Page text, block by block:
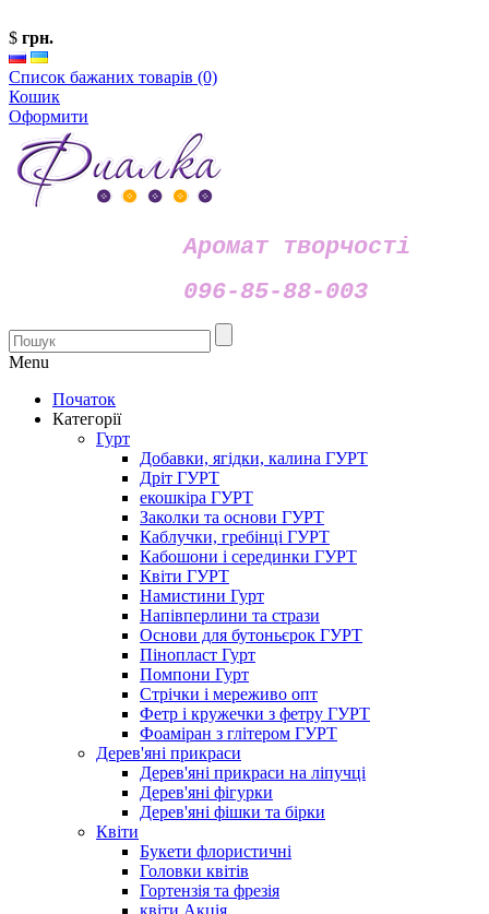
$ грн.
Список бажаних товарів (0)
Кошик
Оформити
Аромат творчості
096-85-88-003
Menu
Початок
Категорії
Гурт
Добавки, ягідки, калина ГУРТ
Дріт ГУРТ
екошкіра ГУРТ
Заколки та основи ГУРТ
Каблучки, гребінці ГУРТ
Кабошони і серединки ГУРТ
Квіти ГУРТ
Намистини Гурт
Напівперлини та стрази
Основи для бутоньєрок ГУРТ
Пінопласт Гурт
Помпони Гурт
Стрічки і мереживо опт
Фетр і кружечки з фетру ГУРТ
Фоаміран з глітером ГУРТ
Дерев'яні прикраси
Дерев'яні прикраси на ліпучці
Дерев'яні фігурки
Дерев'яні фішки та бірки
Квіти
Букети флористичні
Головки квітів
Гортензія та фрезія
квіти Акція